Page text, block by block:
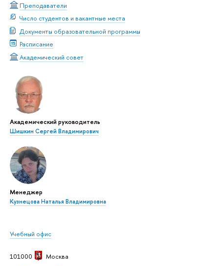
Преподаватели
Число студентов и вакантные места
Документы образовательной программы
Расписание
Академический совет
Академический руководитель
Шишкин Сергей Владимирович
Менеджер
Кузнецова Наталья Владимировна
Учебный офис
101000
Москва